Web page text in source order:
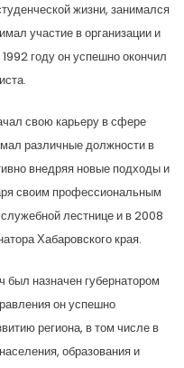
жизни, занимался
участие в организации и
году он успешно окончил
свою карьеру в сфере
различные должности в
внедряя новые подходы и
своим профессиональным
лестнице и в 2008
Хабаровского края.
назначен губернатором
он успешно
региона, в том числе в
образования и